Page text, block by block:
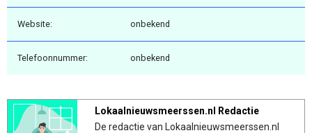
Website: onbekend
Telefoonnummer: onbekend
Lokaalnieuwsmeerssen.nl Redactie
De redactie van Lokaalnieuwsmeerssen.nl